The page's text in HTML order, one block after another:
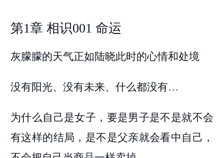
第1章 相识001 命运